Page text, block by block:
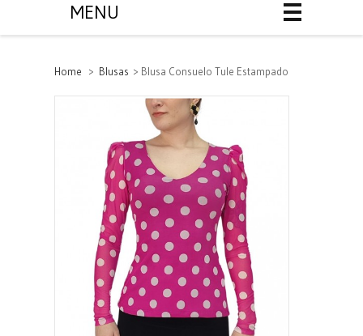
MENU
Home > Blusas > Blusa Consuelo Tule Estampado